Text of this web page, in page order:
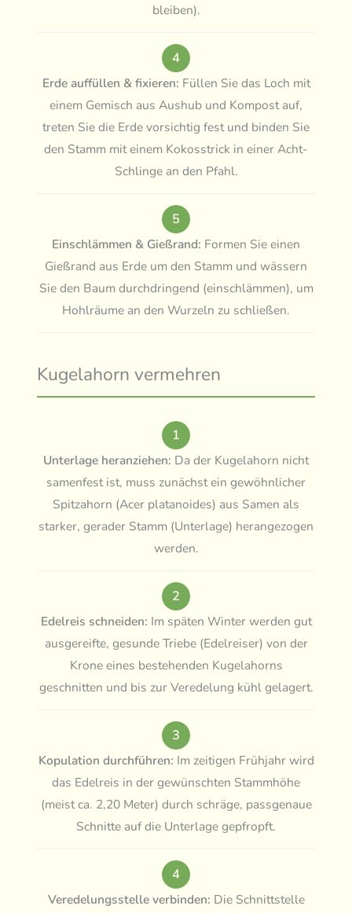
bleiben).
4
Erde auffüllen & fixieren: Füllen Sie das Loch mit
einem Gemisch aus Aushub und Kompost auf,
treten Sie die Erde vorsichtig fest und binden Sie
den Stamm mit einem Kokosstrick in einer Acht-
Schlinge an den Pfahl.
5
Einschlämmen & Gießrand: Formen Sie einen
Gießrand aus Erde um den Stamm und wässern
Sie den Baum durchdringend (einschlämmen), um
Hohlräume an den Wurzeln zu schließen.
Kugelahorn vermehren
1
Unterlage heranziehen: Da der Kugelahorn nicht
samenfest ist, muss zunächst ein gewöhnlicher
Spitzahorn (Acer platanoides) aus Samen als
starker, gerader Stamm (Unterlage) herangezogen
werden.
2
Edelreis schneiden: Im späten Winter werden gut
ausgereifte, gesunde Triebe (Edelreiser) von der
Krone eines bestehenden Kugelahorns
geschnitten und bis zur Veredelung kühl gelagert.
3
Kopulation durchführen: Im zeitigen Frühjahr wird
das Edelreis in der gewünschten Stammhöhe
(meist ca. 2,20 Meter) durch schräge, passgenaue
Schnitte auf die Unterlage gepfropft.
4
Veredelungsstelle verbinden: Die Schnittstelle